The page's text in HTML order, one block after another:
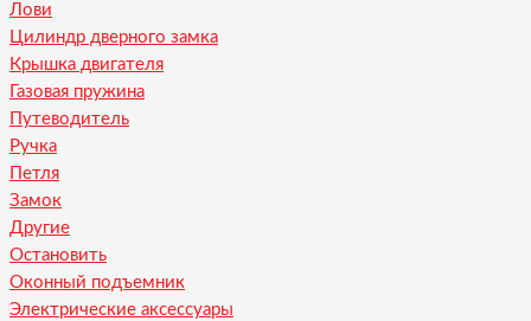
Лови
Цилиндр дверного замка
Крышка двигателя
Газовая пружина
Путеводитель
Ручка
Петля
Замок
Другие
Остановить
Оконный подъемник
Электрические аксессуары